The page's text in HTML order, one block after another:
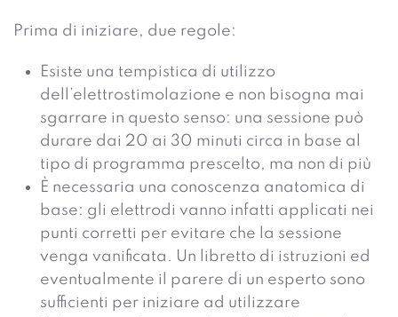
Prima di iniziare, due regole:
Esiste una tempistica di utilizzo
dell’elettrostimolazione e non bisogna mai
sgarrare in questo senso: una sessione può
durare dai 20 ai 30 minuti circa in base al
tipo di programma prescelto, ma non di più
È necessaria una conoscenza anatomica di
base: gli elettrodi vanno infatti applicati nei
punti corretti per evitare che la sessione
venga vanificata. Un libretto di istruzioni ed
eventualmente il parere di un esperto sono
sufficienti per iniziare ad utilizzare